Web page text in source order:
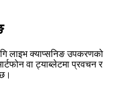
लाइभ क्याप्सनिङ उपकरणको
वा ट्याब्लेटमा प्रवचन र